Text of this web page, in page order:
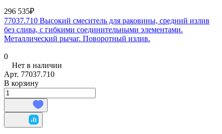
296 535₽
77037.710 Высокий смеситель для раковины, средний излив
без слива, с гибкими соединительными элементами.
Металлический рычаг. Поворотный излив.
0
Нет в наличии
Арт. 77037.710
В корзину